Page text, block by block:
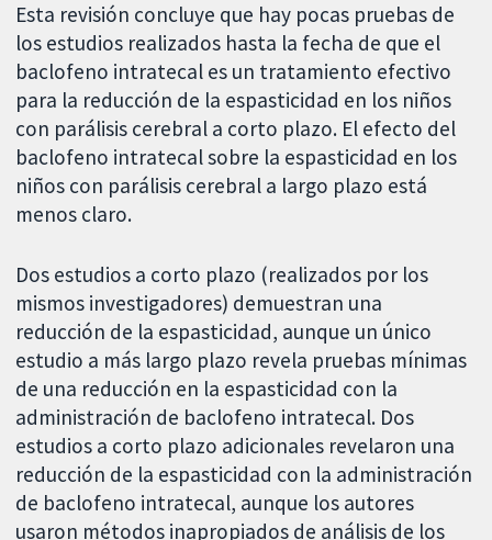
Esta revisión concluye que hay pocas pruebas de
los estudios realizados hasta la fecha de que el
baclofeno intratecal es un tratamiento efectivo
para la reducción de la espasticidad en los niños
con parálisis cerebral a corto plazo. El efecto del
baclofeno intratecal sobre la espasticidad en los
niños con parálisis cerebral a largo plazo está
menos claro.
Dos estudios a corto plazo (realizados por los
mismos investigadores) demuestran una
reducción de la espasticidad, aunque un único
estudio a más largo plazo revela pruebas mínimas
de una reducción en la espasticidad con la
administración de baclofeno intratecal. Dos
estudios a corto plazo adicionales revelaron una
reducción de la espasticidad con la administración
de baclofeno intratecal, aunque los autores
usaron métodos inapropiados de análisis de los